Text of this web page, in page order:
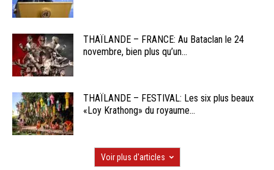
THAÏLANDE – FRANCE: Au Bataclan le 24
novembre, bien plus qu’un...
THAÏLANDE – FESTIVAL: Les six plus beaux
«Loy Krathong» du royaume...
Voir plus d'articles